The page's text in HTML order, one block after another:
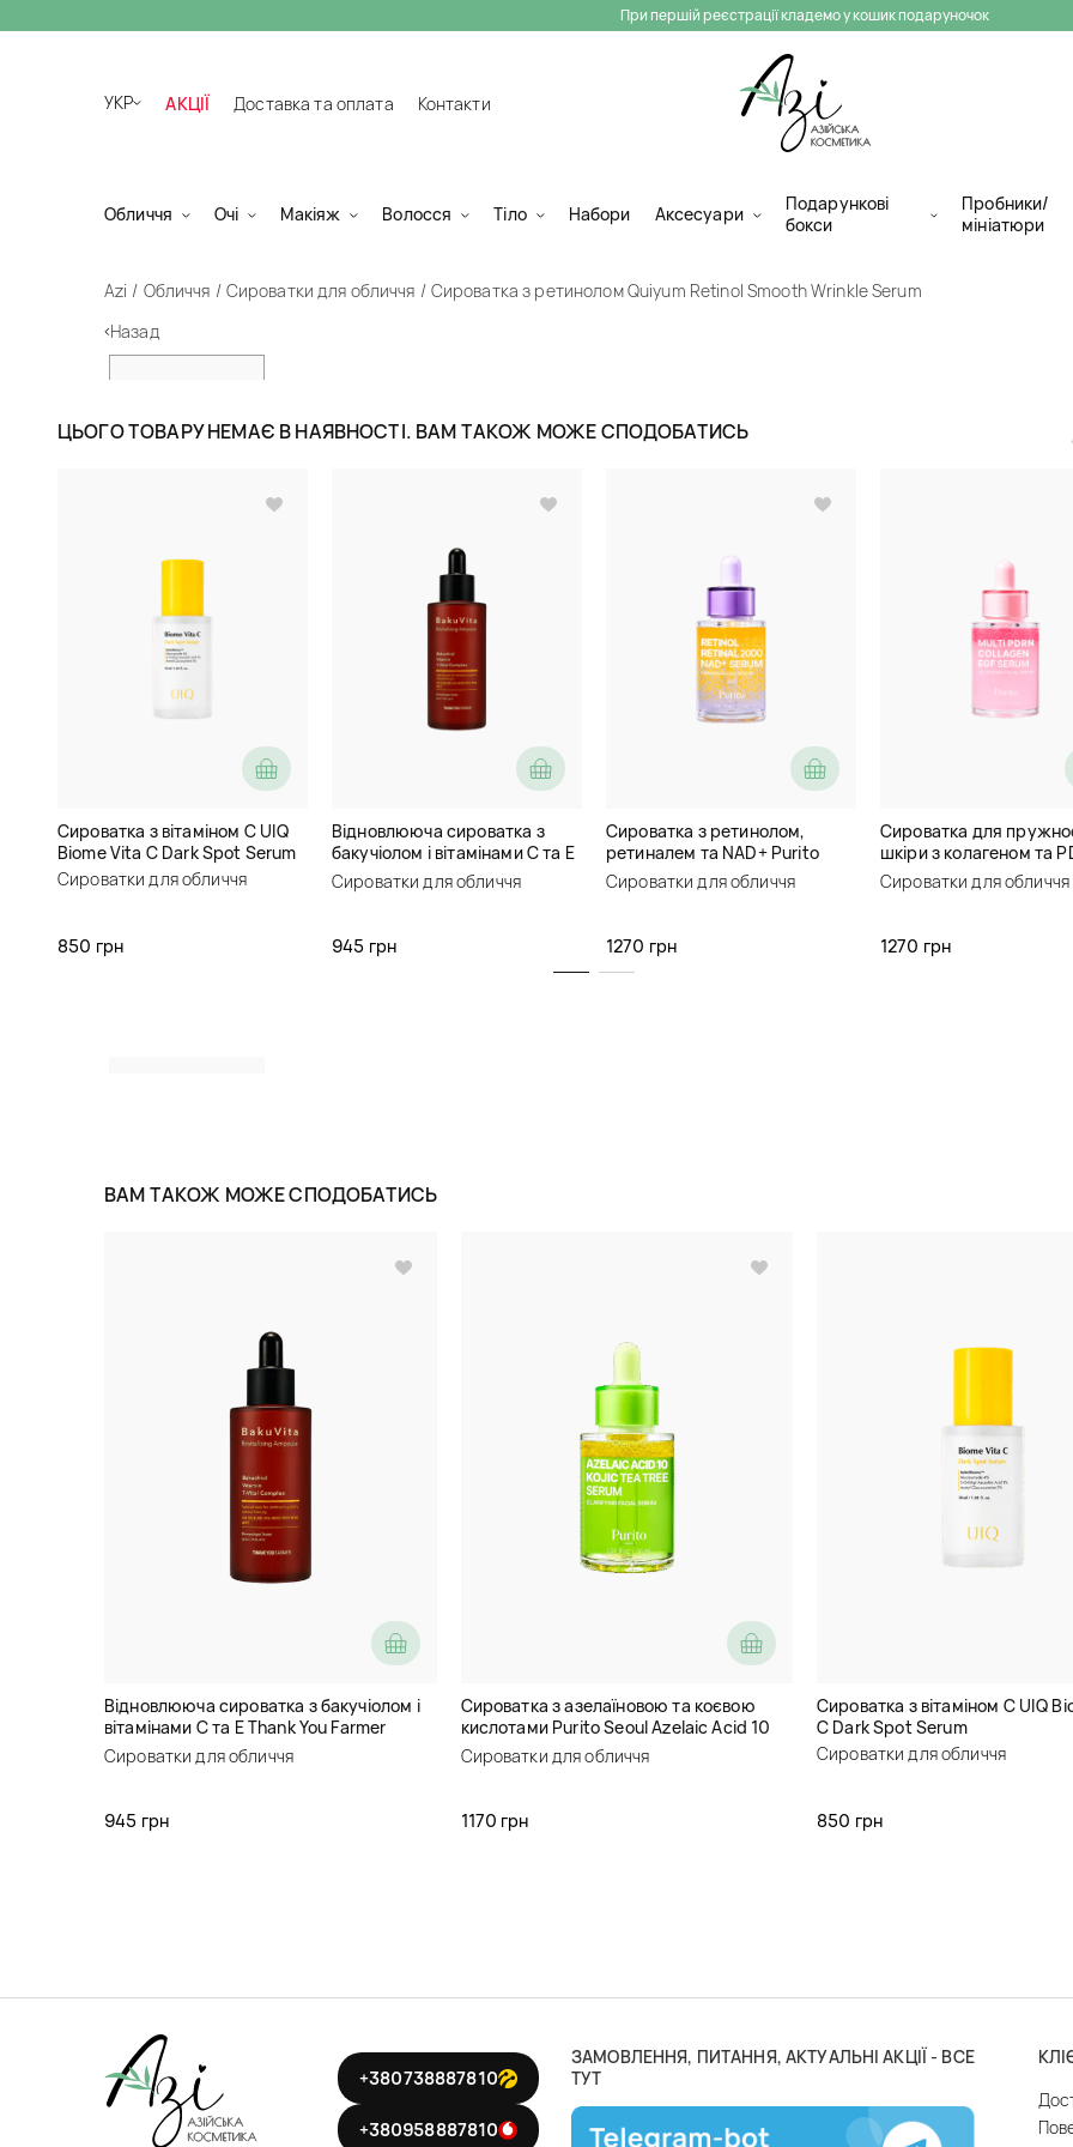
При першій реєстрації кладемо у кошик подаруночок
УКР АКЦІЇ Доставка та оплата Контакти
Обличчя Очі Макіяж Волосся Тіло Набори Аксесуари
Подарункові
бокси
Пробники/
мініатюри
ЦЬОГО ТОВАРУ НЕМАЄ В НАЯВНОСТІ. ВАМ ТАКОЖ МОЖЕ СПОДОБАТИСЬ
Сироватка з вітаміном C UIQ
Biome Vita C Dark Spot Serum
Сироватки для обличчя
850 грн
Відновлююча сироватка з
бакучіолом і вітамінами C та E
Thank You Farmer BakuVita
Revitalizing Ampoule
Сироватки для обличчя
945 грн
Сироватка з ретинолом,
ретиналем та NAD+ Purito
Retinol Retinal 2000 NAD+
Serum
Сироватки для обличчя
1270 грн
Сироватка для
шкіри з колагеном та
Purito Multi PDRN
Serum
Сироватки для обличчя
1270 грн
Azi Обличчя Сироватки для обличчя
Сироватка з ретинолом Quiyum Retinol Smooth Wrinkle Serum
Назад
Сироватка з
Retinol
Підтягує шкіру,
Немає в
Сповістити про
Додаткова інформація
Відгуки (0)
Відгуків немає, поки що.
ВАМ ТАКОЖ МОЖЕ СПОДОБАТИСЬ
Відновлююча сироватка з бакучіолом і
вітамінами C та E Thank You Farmer
BakuVita Revitalizing Ampoule
Сироватки для обличчя
945 грн
Сироватка з азелаїновою та коєвою
кислотами Purito Seoul Azelaic Acid 10
Kojic Tea Tree Serum
Сироватки для обличчя
1170 грн
Сироватка з вітаміном C UIQ
C Dark Spot Serum
Сироватки для обличчя
850 грн
ЗАМОВЛЕННЯ, ПИТАННЯ, АКТУАЛЬНІ АКЦІЇ - ВСЕ
ТУТ
+380738887810
+380958887810